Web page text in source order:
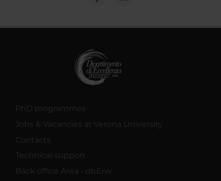
PhD programmes
Jobs & Vacancies at Verona University
Contacts
Technical support
Back office Area - dbErw